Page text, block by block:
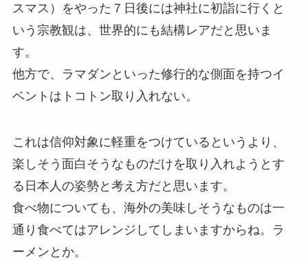
スマス）をやった７日後には神社に初詣に行くと
いう宗教観は、世界的にも結構レアだと思いま
す。
他方で、ラマダンといった修行的な側面を持つイ
ベントはトコトン取り入れない。
これは信仰対象に軽重をつけているというより、
楽しそう面白そうなものだけを取り入れようとす
る日本人の姿勢と考え方だと思います。
食べ物についても、海外の美味しそうなものは一
通り食べてはアレンジしてしまいますからね。ラ
ーメンとか。